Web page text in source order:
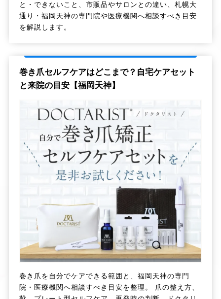
と・できないこと、市販品やサロンとの違い、札幌大
通り・福岡天神の専門院や医療機関へ相談すべき目安
を解説します。
巻き爪セルフケアはどこまで？自宅ケアセット
と来院の目安【福岡天神】
巻き爪を自分でケアできる範囲と、福岡天神の専門
院・医療機関へ相談すべき目安を整理。 爪の整え方、